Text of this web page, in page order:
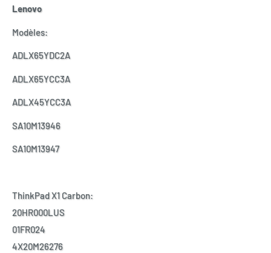
Lenovo
Modèles:
ADLX65YDC2A
ADLX65YCC3A
ADLX45YCC3A
SA10M13946
SA10M13947
ThinkPad X1 Carbon:
20HR000LUS
01FR024
4X20M26276